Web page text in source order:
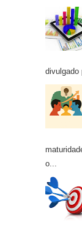
divulgado
o...